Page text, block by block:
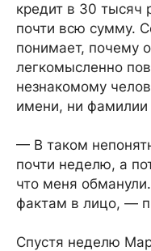
кредит в 30 тысяч
почти всю сумму.
понимает, почему
легкомысленно
незнакомому
имени, ни фамилии
— В таком
почти неделю, а
что меня
фактам в лицо, —
Спустя неделю